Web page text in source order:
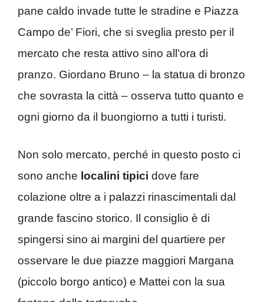
pane caldo invade tutte le stradine e Piazza
Campo de’ Fiori, che si sveglia presto per il
mercato che resta attivo sino all’ora di
pranzo. Giordano Bruno – la statua di bronzo
che sovrasta la città – osserva tutto quanto e
ogni giorno da il buongiorno a tutti i turisti.
Non solo mercato, perché in questo posto ci
sono anche localini tipici dove fare
colazione oltre a i palazzi rinascimentali dal
grande fascino storico. Il consiglio è di
spingersi sino ai margini del quartiere per
osservare le due piazze maggiori Margana
(piccolo borgo antico) e Mattei con la sua